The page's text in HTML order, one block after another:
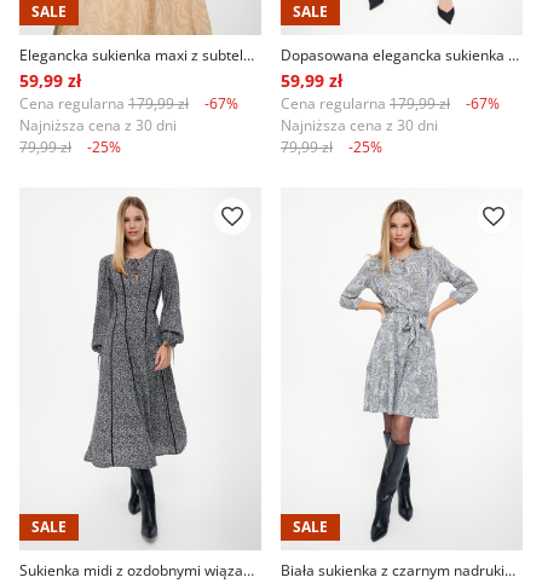
SALE
Elegancka sukienka maxi z subtelnym wzorem
59,99 zł
Cena regularna 179,99 zł
-67%
Najniższa cena z 30 dni
79,99 zł
-25%
SALE
Dopasowana elegancka sukienka z printem
59,99 zł
Cena regularna 179,99 zł
-67%
Najniższa cena z 30 dni
79,99 zł
-25%
SALE
Sukienka midi z ozdobnymi wiązaniami przy rękawach
SALE
Biała sukienka z czarnym nadrukiem paisley